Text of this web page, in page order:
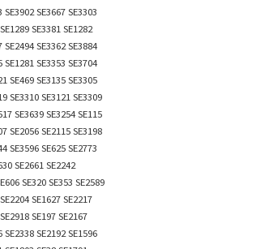
SE3902 SE3667 SE3303
SE3381 SE1282
SE2494 SE3362 SE3884
SE1281 SE3353 SE3704
SE469 SE3135 SE3305
SE3310 SE3121 SE3309
SE3639 SE3254 SE115
SE2056 SE2115 SE3198
SE3596 SE625 SE2773
SE2661 SE2242
SE320 SE353 SE2589
SE1627 SE2217
SE197 SE2167
SE2338 SE2192 SE1596